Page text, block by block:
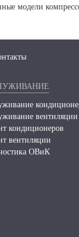
модели
вентиляции
кондиционеров
вентиляции
ОВиК